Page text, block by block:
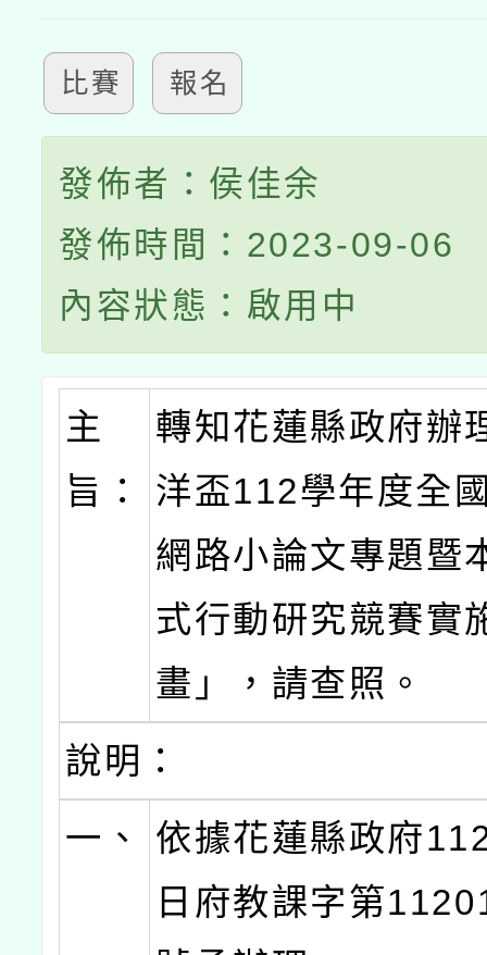
比賽 報名
發佈者：侯佳余
發佈時間：2023-09-06
內容狀態：啟用中
主
旨：
轉知花蓮縣政府辦
洋盃112學年度全
網路小論文專題暨
式行動研究競賽實
畫」，請查照。
說明：
一、
依據花蓮縣政府
日府教課字第